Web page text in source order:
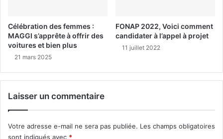
Célébration des femmes :
MAGGI s’apprête à offrir des
voitures et bien plus
21 mars 2025
FONAP 2022, Voici comment
candidater à l’appel à projet
11 juillet 2022
Laisser un commentaire
Votre adresse e-mail ne sera pas publiée. Les champs obligatoires
sont indiqués avec *